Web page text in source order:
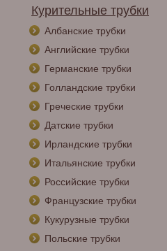
Курительные трубки
Албанские трубки
Английские трубки
Германские трубки
Голландские трубки
Греческие трубки
Датские трубки
Ирландские трубки
Итальянские трубки
Российские трубки
Французские трубки
Кукурузные трубки
Польские трубки
Black &
7500
Eloquence Blue
Gunmetal